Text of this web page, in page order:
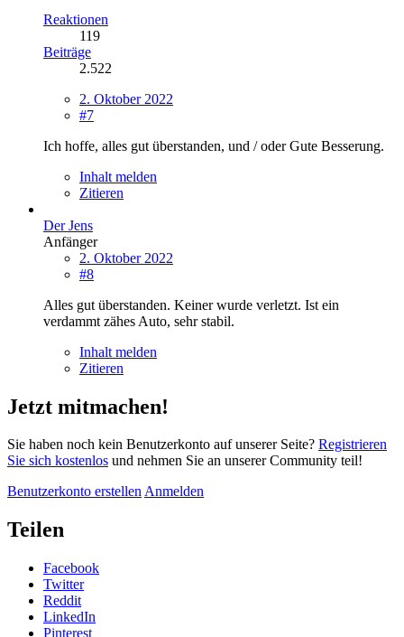
Reaktionen
119
Beiträge
2.522
2. Oktober 2022
#7
Ich hoffe, alles gut überstanden, und / oder Gute Besserung.
Inhalt melden
Zitieren
Der Jens
Anfänger
2. Oktober 2022
#8
Alles gut überstanden. Keiner wurde verletzt. Ist ein
verdammt zähes Auto, sehr stabil.
Inhalt melden
Zitieren
Jetzt mitmachen!
Sie haben noch kein Benutzerkonto auf unserer Seite? Registrieren
Sie sich kostenlos und nehmen Sie an unserer Community teil!
Benutzerkonto erstellenAnmelden
Teilen
Facebook
Twitter
Reddit
LinkedIn
Pinterest